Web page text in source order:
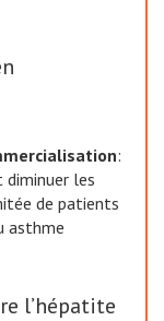
:
les
de patients
asthme
l’hépatite